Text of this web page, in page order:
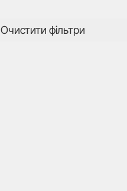
Очистити фільтри